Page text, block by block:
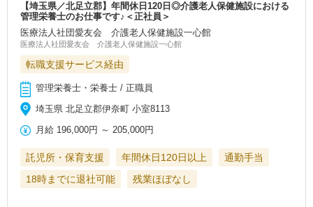
【埼玉県／北足立郡】年間休日120日◎介護老人保健施設における
管理栄養士のお仕事です♪＜正社員＞
医療法人社団愛友会 介護老人保健施設一心館
医療法人社団愛友会 介護老人保健施設一心館
転職支援サービス経由
管理栄養士・栄養士 / 正職員
埼玉県 北足立郡伊奈町 小室8113
月給 196,000円 ～205,000円
託児所・保育支援 年間休日120日以上
通勤手当
18時までに退社可能
残業ほぼなし